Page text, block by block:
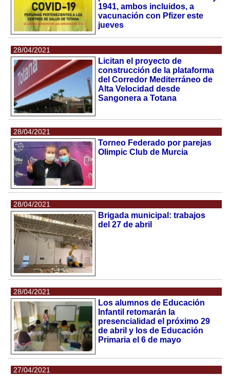
1941, ambos incluidos, a
vacunación con Pfizer este
jueves
28/04/2021
Licitan el proyecto de
construcción de la plataforma
del Corredor Mediterráneo de
Alta Velocidad desde
Sangonera a Totana
28/04/2021
Torneo Federado por parejas
Olimpic Club de Murcia
28/04/2021
Brigada municipal: trabajos
del 27 de abril
28/04/2021
Los alumnos de Educación
Infantil retomarán la
presencialidad el próximo 29
de abril y los de Educación
Primaria el 6 de mayo
27/04/2021